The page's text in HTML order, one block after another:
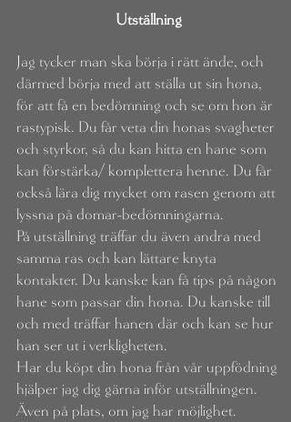
Utställning
Jag tycker man ska börja i rätt ände, och
därmed börja med att ställa ut sin hona,
för att få en bedömning och se om hon är
rastypisk. Du får veta din honas svagheter
och styrkor, så du kan hitta en hane som
kan förstärka/ komplettera henne. Du får
också lära dig mycket om rasen genom att
lyssna på domar-bedömningarna.
På utställning träffar du även andra med
samma ras och kan lättare knyta
kontakter. Du kanske kan få tips på någon
hane som passar din hona. Du kanske till
och med träffar hanen där och kan se hur
han ser ut i verkligheten.
Har du köpt din hona från vår uppfödning
hjälper jag dig gärna inför utställningen.
Även på plats, om jag har möjlighet.